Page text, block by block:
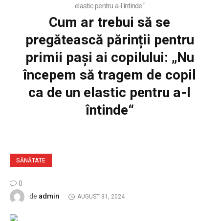
elastic pentru a-l întinde“
Cum ar trebui să se
pregătească părinții pentru
primii pași ai copilului: „Nu
începem să tragem de copil
ca de un elastic pentru a-l
întinde“
SĂNĂTATE
0
de admin AUGUST 31, 2024